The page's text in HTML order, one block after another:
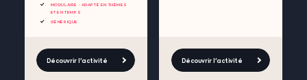
MODULAIRE : ADAPTÉ EN THÈMES
ET EN TEMPS
GÉNÉRIQUE
Découvrir l'activité Découvrir l'activité